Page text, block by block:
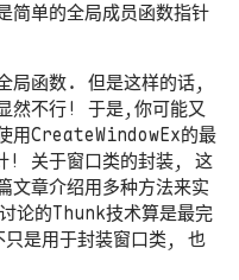
简单的全局成员函数指针
局函数. 但是这样的话,
然不行! 于是,你可能又
用CreateWindowEx的最
! 关于窗口类的封装, 这
章介绍用多种方法来实
论的Thunk技术算是最完
是用于封装窗口类, 也